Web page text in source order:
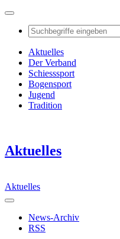
Aktuelles
Der Verband
Schiesssport
Bogensport
Jugend
Tradition
Aktuelles
Aktuelles
News-Archiv
RSS